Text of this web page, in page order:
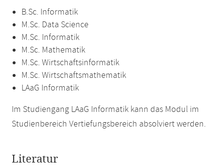
B.Sc. Informatik
M.Sc. Data Science
M.Sc. Informatik
M.Sc. Mathematik
M.Sc. Wirtschaftsinformatik
M.Sc. Wirtschaftsmathematik
LAaG Informatik
Im Studiengang LAaG Informatik kann das Modul im
Studienbereich Vertiefungsbereich absolviert werden.
Literatur